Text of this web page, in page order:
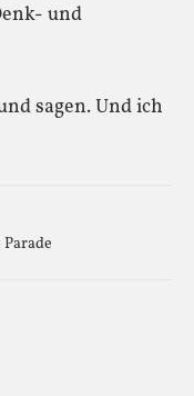
und
sagen. Und ich
Parade